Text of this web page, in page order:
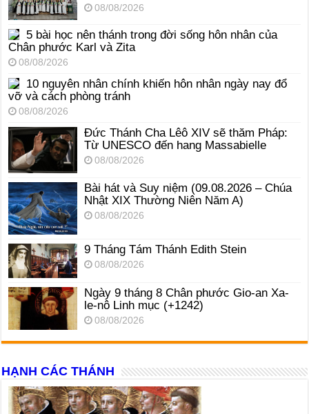
08/08/2026
5 bài học nên thánh trong đời sống hôn nhân của
Chân phước Karl và Zita
08/08/2026
10 nguyên nhân chính khiến hôn nhân ngày nay đổ
vỡ và cách phòng tránh
08/08/2026
Đức Thánh Cha Lêô XIV sẽ thăm Pháp:
Từ UNESCO đến hang Massabielle
08/08/2026
Bài hát và Suy niệm (09.08.2026 – Chúa
Nhật XIX Thường Niên Năm A)
08/08/2026
9 Tháng Tám Thánh Edith Stein
08/08/2026
Ngày 9 tháng 8 Chân phước Gio-an Xa-
le-nô Linh mục (+1242)
08/08/2026
HẠNH CÁC THÁNH